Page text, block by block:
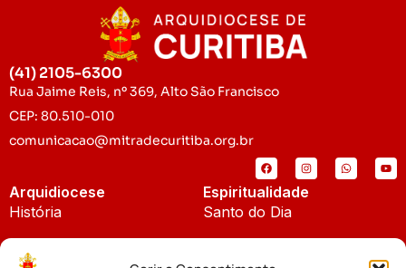
(41) 2105-6300
Rua Jaime Reis, nº 369, Alto São Francisco
CEP: 80.510-010
comunicacao@mitradecuritiba.org.br
Arquidiocese
História
Padroeira
Espiritualidade
Santo do Dia